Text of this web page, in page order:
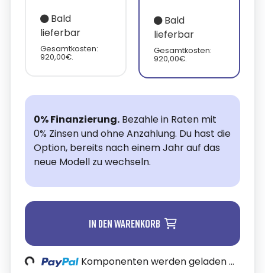
Bald
lieferbar
Gesamtkosten:
920,00€.
Bald
lieferbar
Gesamtkosten:
920,00€.
0% Finanzierung. Bezahle in Raten mit
0% Zinsen und ohne Anzahlung. Du hast die
Option, bereits nach einem Jahr auf das
neue Modell zu wechseln.
In den Warenkorb
Komponenten werden geladen ...